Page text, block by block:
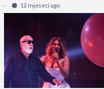
12 mjeseci ago